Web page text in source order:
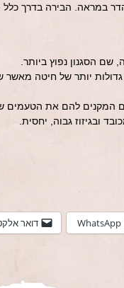
במראה. הבירה בדרך כלל
הסגנון נפוץ ביותר.
גדולות יותר של חיטה מאשר
המקנים להם את הטעמים
ובגיזוז גבוה, יחסית.
WhatsApp דואר